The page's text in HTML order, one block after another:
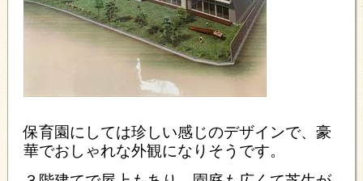
保育園にしては珍しい感じのデザインで、豪
華でおしゃれな外観になりそうです。